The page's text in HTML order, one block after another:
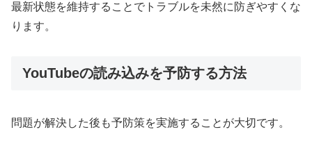
最新状態を維持することでトラブルを未然に防ぎやすくな
ります。
YouTubeの読み込みを予防する方法
問題が解決した後も予防策を実施することが大切です。